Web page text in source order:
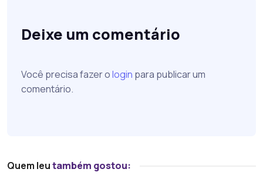
Deixe um comentário
Você precisa fazer ologin para publicar um
comentário.
Quem leutambém gostou: